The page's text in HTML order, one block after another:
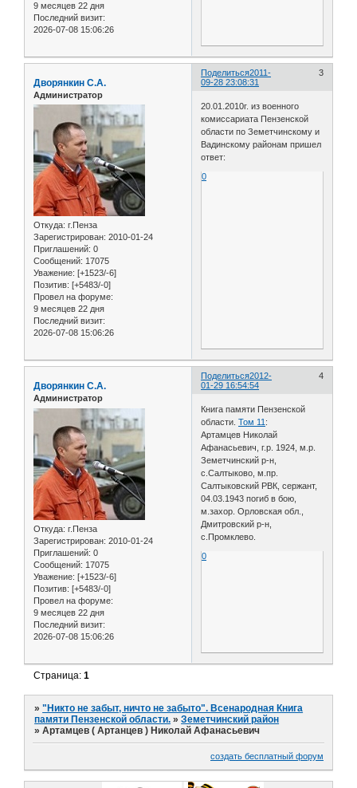
9 месяцев 22 дня
Последний визит:
2026-07-08 15:06:26
Поделиться 3
2011-
09-28 23:08:31
Дворянкин С.А.
Администратор
Откуда: г.Пенза
Зарегистрирован: 2010-01-24
Приглашений: 0
Сообщений: 17075
Уважение: [+1523/-6]
Позитив: [+5483/-0]
Провел на форуме:
9 месяцев 22 дня
Последний визит:
2026-07-08 15:06:26
20.01.2010г. из военного
комиссариата Пензенской
области по Земетчинскому и
Вадинскому районам пришел
ответ:
0
Поделиться 4
2012-
01-29 16:54:54
Дворянкин С.А.
Администратор
Откуда: г.Пенза
Зарегистрирован: 2010-01-24
Приглашений: 0
Сообщений: 17075
Уважение: [+1523/-6]
Позитив: [+5483/-0]
Провел на форуме:
9 месяцев 22 дня
Последний визит:
2026-07-08 15:06:26
Книга памяти Пензенской
области.Том 11 :
Артамцев Николай
Афанасьевич, г.р. 1924, м.р.
Земетчинский р-н,
с.Салтыково, м.пр.
Салтыковский РВК, сержант,
04.03.1943 погиб в бою,
м.захор. Орловская обл.,
Дмитровский р-н,
с.Промклево.
0
Страница:1
»"Никто не забыт, ничто не забыто". Всенародная Книга
памяти Пензенской области. »Земетчинский район
»Артамцев ( Артанцев ) Николай Афанасьевич
создать бесплатный форум